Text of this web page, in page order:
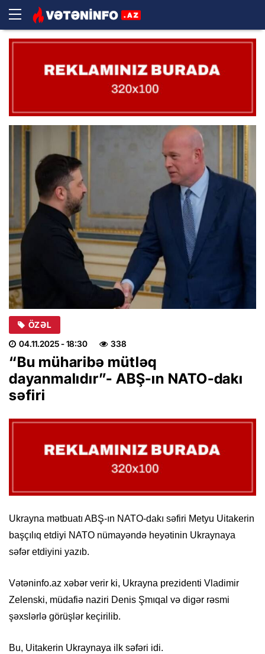
ÖZƏL
04.11.2025- 18:30 338
“Bu müharibə mütləq
dayanmalıdır”- ABŞ-ın NATO-dakı
səfiri
Ukrayna mətbuatı ABŞ-ın NATO-dakı səfiri Metyu Uitakerin
başçılıq etdiyi NATO nümayəndə heyətinin Ukraynaya
səfər etdiyini yazıb.
Vətəninfo.az xəbər verir ki, Ukrayna prezidenti Vladimir
Zelenski, müdafiə naziri Denis Şmıqal və digər rəsmi
şəxslərlə görüşlər keçirilib.
Bu, Uitakerin Ukraynaya ilk səfəri idi.